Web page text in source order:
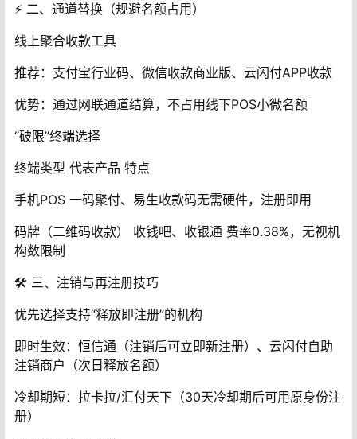
⚡️ ‌二、通道替换（规避名额占用）‌
线上聚合收款工具‌
推荐‌：支付宝行业码、微信收款商业版、云闪付APP收款
优势‌：通过网联通道结算，‌不占用线下POS小微名额‌
“破限”终端选择‌
终端类型‌ 代表产品 特点
手机POS 一码聚付、易生收款码无需硬件，注册即用
码牌（二维码收款） 收钱吧、收银通 费率0.38%，无视机
构数限制
🛠️ ‌三、注销与再注册技巧‌
优先选择支持“释放即注册”的机构‌
即时生效‌：恒信通（注销后可立即新注册）、云闪付自助
注销商户（次日释放名额）
冷却期短‌：拉卡拉/汇付天下（30天冷却期后可用原身份注
册）